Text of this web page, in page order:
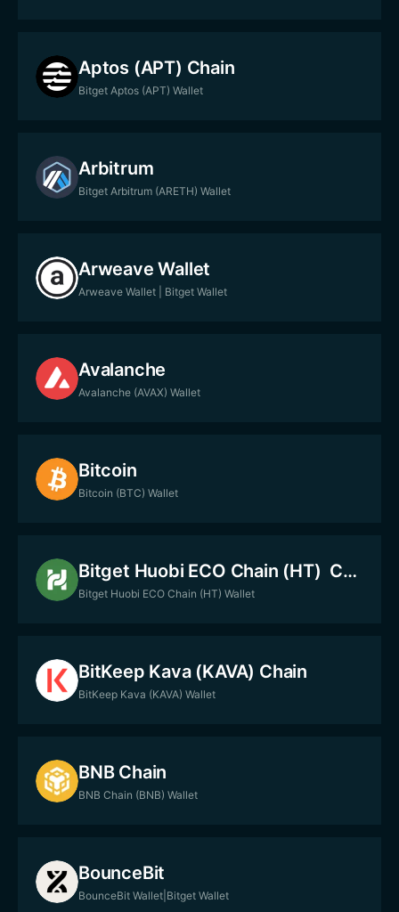
Aptos (APT) Chain
Bitget Aptos (APT) Wallet
Arbitrum
Bitget Arbitrum (ARETH) Wallet
Arweave Wallet
Arweave Wallet | Bitget Wallet
Avalanche
Avalanche (AVAX) Wallet
Bitcoin
Bitcoin (BTC) Wallet
Bitget Huobi ECO Chain (HT) Chain
Bitget Huobi ECO Chain (HT) Wallet
BitKeep Kava (KAVA) Chain
BitKeep Kava (KAVA) Wallet
BNB Chain
BNB Chain (BNB) Wallet
BounceBit
BounceBit Wallet|Bitget Wallet